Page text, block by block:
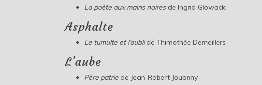
La poète aux mains noiresde Ingrid Glowacki
Asphalte
Le tumulte et l’oublide Thimothée Demeillers
L’aube
Père patrie de Jean-Robert Jouanny